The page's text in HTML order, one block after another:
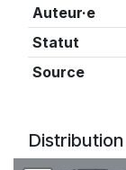
Auteur·e
Statut
Source
Distribution